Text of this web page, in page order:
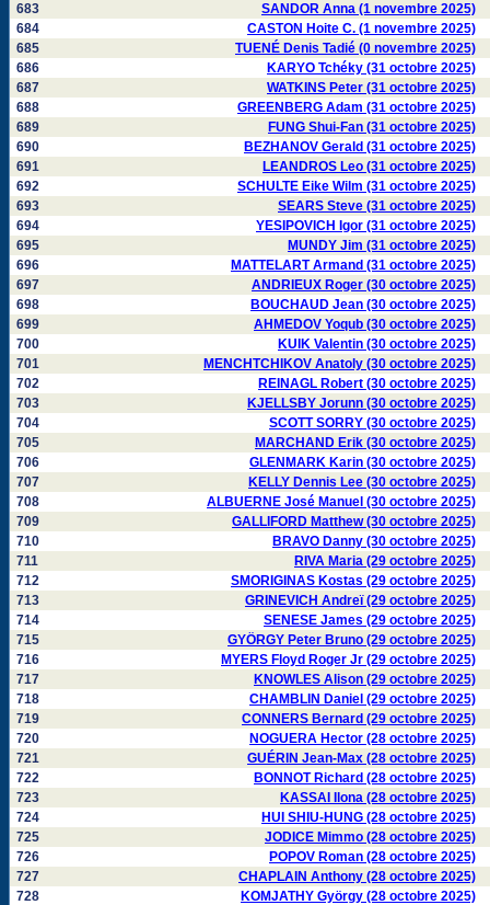
683
SANDOR Anna (1 novembre 2025)
684
CASTON Hoite C. (1 novembre 2025)
685
TUENÉ Denis Tadié (0 novembre 2025)
686
KARYO Tchéky (31 octobre 2025)
687
WATKINS Peter (31 octobre 2025)
688
GREENBERG Adam (31 octobre 2025)
689
FUNG Shui-Fan (31 octobre 2025)
690
BEZHANOV Gerald (31 octobre 2025)
691
LEANDROS Leo (31 octobre 2025)
692
SCHULTE Eike Wilm (31 octobre 2025)
693
SEARS Steve (31 octobre 2025)
694
YESIPOVICH Igor (31 octobre 2025)
695
MUNDY Jim (31 octobre 2025)
696
MATTELART Armand (31 octobre 2025)
697
ANDRIEUX Roger (30 octobre 2025)
698
BOUCHAUD Jean (30 octobre 2025)
699
AHMEDOV Yoqub (30 octobre 2025)
700
KUIK Valentin (30 octobre 2025)
701
MENCHTCHIKOV Anatoly (30 octobre 2025)
702
REINAGL Robert (30 octobre 2025)
703
KJELLSBY Jorunn (30 octobre 2025)
704
SCOTT SORRY (30 octobre 2025)
705
MARCHAND Erik (30 octobre 2025)
706
GLENMARK Karin (30 octobre 2025)
707
KELLY Dennis Lee (30 octobre 2025)
708
ALBUERNE José Manuel (30 octobre 2025)
709
GALLIFORD Matthew (30 octobre 2025)
710
BRAVO Danny (30 octobre 2025)
711
RIVA Maria (29 octobre 2025)
712
SMORIGINAS Kostas (29 octobre 2025)
713
GRINEVICH Andreï (29 octobre 2025)
714
SENESE James (29 octobre 2025)
715
GYÖRGY Peter Bruno (29 octobre 2025)
716
MYERS Floyd Roger Jr (29 octobre 2025)
717
KNOWLES Alison (29 octobre 2025)
718
CHAMBLIN Daniel (29 octobre 2025)
719
CONNERS Bernard (29 octobre 2025)
720
NOGUERA Hector (28 octobre 2025)
721
GUÉRIN Jean-Max (28 octobre 2025)
722
BONNOT Richard (28 octobre 2025)
723
KASSAI Ilona (28 octobre 2025)
724
HUI SHIU-HUNG (28 octobre 2025)
725
JODICE Mimmo (28 octobre 2025)
726
POPOV Roman (28 octobre 2025)
727
CHAPLAIN Anthony (28 octobre 2025)
728
KOMJATHY György (28 octobre 2025)